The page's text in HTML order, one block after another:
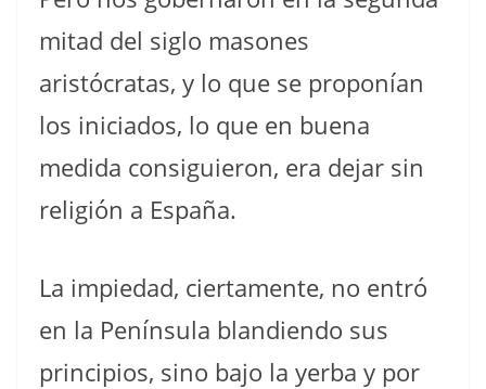
mitad del siglo masones
aristócratas, y lo que se proponían
los iniciados, lo que en buena
medida consiguieron, era dejar sin
religión a España.
La impiedad, ciertamente, no entró
en la Península blandiendo sus
principios, sino bajo la yerba y por